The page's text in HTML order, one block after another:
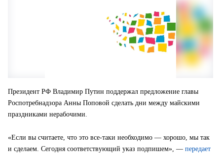
Президент РФ Владимир Путин поддержал предложение главы
Роспотребнадзора Анны Поповой сделать дни между майскими
праздниками нерабочими.
«Если вы считаете, что это все-таки необходимо — хорошо, мы так
и сделаем. Сегодня соответствующий указ подпишем», — передает